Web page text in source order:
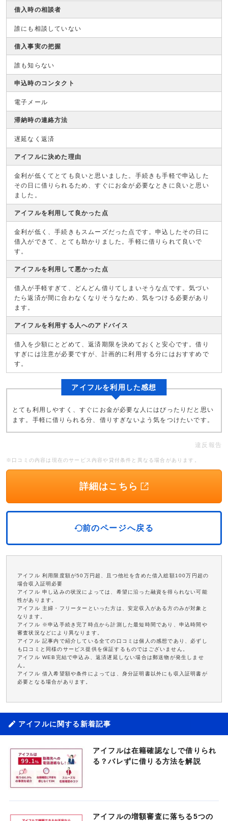
借入時の相談者
誰にも相談していない
借入事実の把握
誰も知らない
申込時のコンタクト
電子メール
滞納時の連絡方法
遅延なく返済
アイフルに決めた理由
金利が低くてとても良いと思いました。手続きも手軽で申込した
その日に借りられるため、すぐにお金が必要なときに良いと思い
ました。
アイフルを利用して良かった点
金利が低く、手続きもスムーズだった点です。申込したその日に
借入ができて、とても助かりました。手軽に借りられて良いで
す。
アイフルを利用して悪かった点
借入が手軽すぎて、どんどん借りてしまいそうな点です。気づい
たら返済が間に合わなくなりそうなため、気をつける必要があり
ます。
アイフルを利用する人へのアドバイス
借入を少額にとどめて、返済期限を決めておくと安心です。借り
すぎには注意が必要ですが、計画的に利用する分にはおすすめで
す。
アイフルを利用した感想
とても利用しやすく、すぐにお金が必要な人にはぴったりだと思い
ます。手軽に借りられる分、借りすぎないよう気をつけたいです。
違反報告
※口コミの内容は現在のサービス内容や貸付条件と異なる場合があります。
詳細はこちら
前のページへ戻る
アイフル 利用限度額が50万円超、且つ他社を含めた借入総額100万円超の
場合収入証明必要
アイフル 申し込みの状況によっては、希望に沿った融資を得られない可能
性があります。
アイフル 主婦・フリーターといった方は、安定収入がある方のみが対象と
なります。
アイフル ※申込手続き完了時点から計測した最短時間であり、申込時間や
審査状況などにより異なります。
アイフル 記事内で紹介している全ての口コミは個人の感想であり、必ずし
も口コミと同様のサービス提供を保証するものではございません。
アイフル WEB完結で申込み、返済遅延しない場合は郵送物が発生しませ
ん。
アイフル 借入希望額や条件によっては、身分証明書以外にも収入証明書が
必要となる場合があります。
アイフルに関する新着記事
アイフルは在籍確認なしで借りられ
る？バレずに借りる方法を解説
アイフルの増額審査に落ちる5つの